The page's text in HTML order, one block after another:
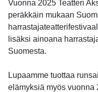
Vuonna 2025 Teatteri
peräkkäin mukaan
lisäksi ainoana
Suomesta.
Lupaamme tuottaa
elämyksiä myös vuonna